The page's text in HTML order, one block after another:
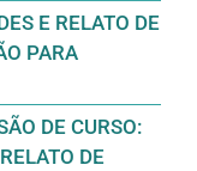
E RELATO DE
PARA
DE CURSO:
DE